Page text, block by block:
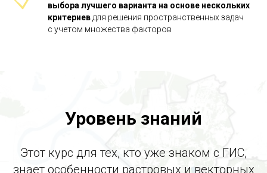
выбора лучшего варианта на основе нескольких
критериевдля решения пространственных задач
с учетом множества факторов
Уровень знаний
Этот курс для тех, кто уже знаком с ГИС,
знает особенности растровых и векторных